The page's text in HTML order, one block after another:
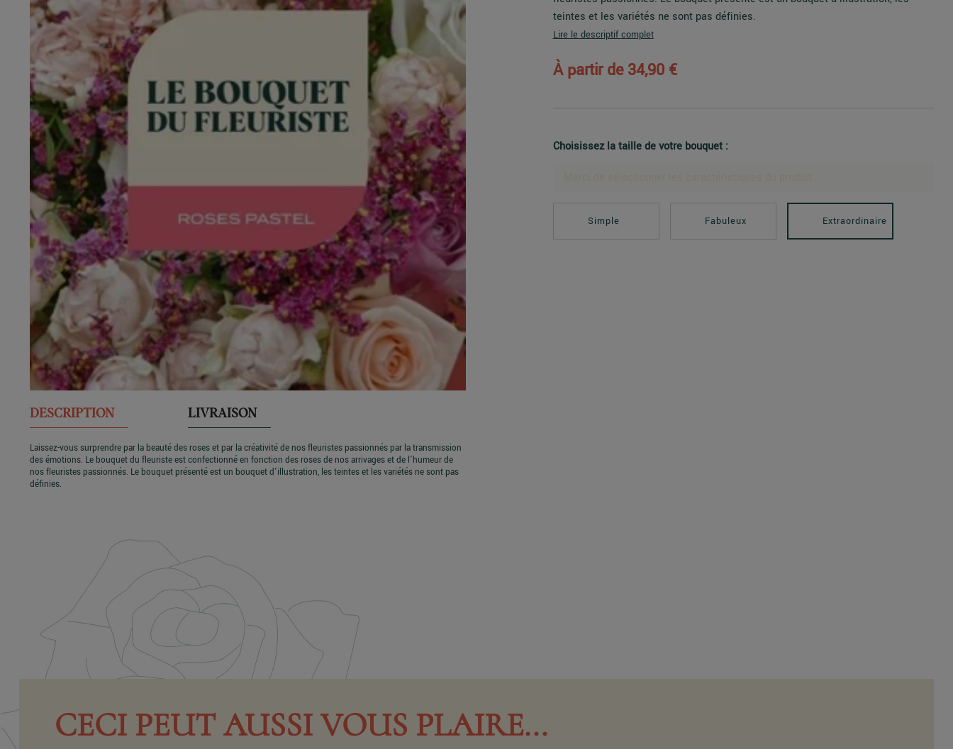
teintes et les variétés ne sont pas définies.
Lire le descriptif complet
À partir de34,90 €
Choisissez la taille de votre bouquet :
Simple Fabuleux Extraordinaire
DESCRIPTION LIVRAISON
Laissez-vous surprendre par la beauté des roses et par la créativité de nos fleuristes passionnés par la transmission
des émotions. Le bouquet du fleuriste est confectionné en fonction des roses de nos arrivages et de l'humeur de
nos fleuristes passionnés. Le bouquet présenté est un bouquet d'illustration, les teintes et les variétés ne sont pas
définies.
CECI PEUT AUSSI VOUS PLAIRE...